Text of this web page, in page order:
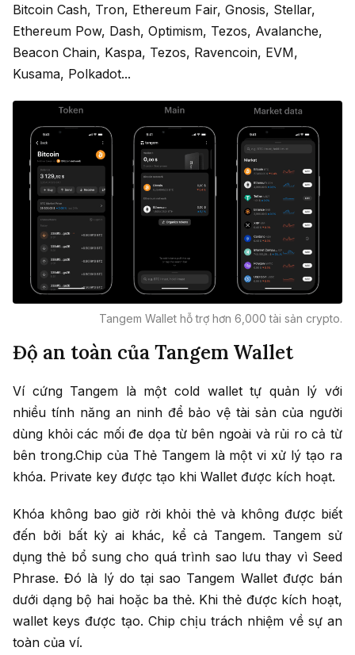
Bitcoin Cash, Tron, Ethereum Fair, Gnosis, Stellar,
Ethereum Pow, Dash, Optimism, Tezos, Avalanche,
Beacon Chain, Kaspa, Tezos, Ravencoin, EVM,
Kusama, Polkadot...
Tangem Wallet hỗ trợ hơn 6,000 tài sản crypto.
Độ an toàn của Tangem Wallet
Ví cứng Tangem là một cold wallet tự quản lý với
nhiều tính năng an ninh để bảo vệ tài sản của người
dùng khỏi các mối đe dọa từ bên ngoài và rủi ro cả từ
bên trong.Chip của Thẻ Tangem là một vi xử lý tạo ra
khóa. Private key được tạo khi Wallet được kích hoạt.
Khóa không bao giờ rời khỏi thẻ và không được biết
đến bởi bất kỳ ai khác, kể cả Tangem. Tangem sử
dụng thẻ bổ sung cho quá trình sao lưu thay vì Seed
Phrase. Đó là lý do tại sao Tangem Wallet được bán
dưới dạng bộ hai hoặc ba thẻ. Khi thẻ được kích hoạt,
wallet keys được tạo. Chip chịu trách nhiệm về sự an
toàn của ví.